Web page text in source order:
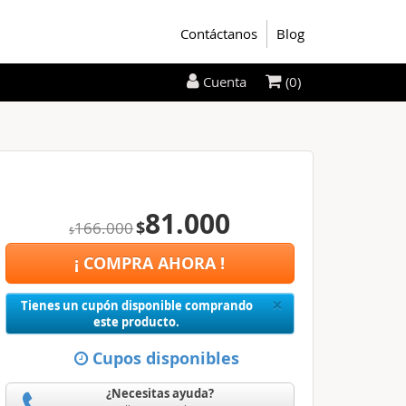
Contáctanos Blog
$166.000$81.000
¡ COMPRA AHORA !
×Close
Tienes un cupón disponible comprando
este producto.
Cupos disponibles
¿Necesitas ayuda?
Cuenta (0)